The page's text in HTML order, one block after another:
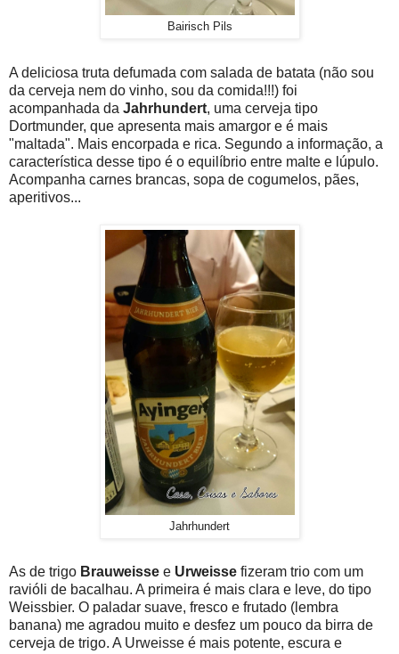
Bairisch Pils
A deliciosa truta defumada com salada de batata (não sou
da cerveja nem do vinho, sou da comida!!!) foi
acompanhada da Jahrhundert, uma cerveja tipo
Dortmunder, que apresenta mais amargor e é mais
"maltada". Mais encorpada e rica. Segundo a informação, a
característica desse tipo é o equilíbrio entre malte e lúpulo.
Acompanha carnes brancas, sopa de cogumelos, pães,
aperitivos...
Jahrhundert
As de trigo Brauweisse e Urweisse fizeram trio com um
ravióli de bacalhau. A primeira é mais clara e leve, do tipo
Weissbier. O paladar suave, fresco e frutado (lembra
banana) me agradou muito e desfez um pouco da birra de
cerveja de trigo. A Urweisse é mais potente, escura e